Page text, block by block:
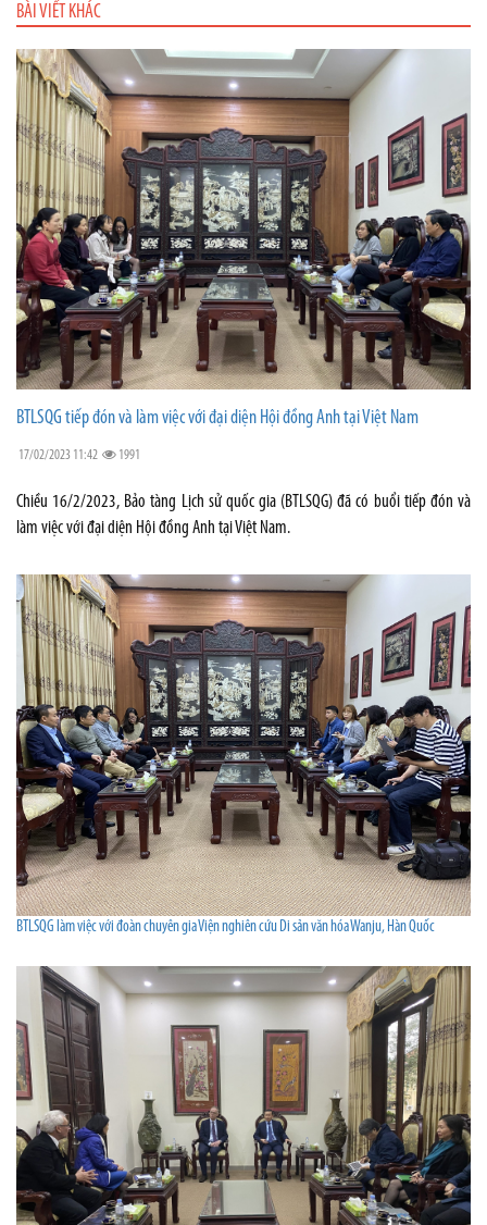
BÀI VIẾT KHÁC
BTLSQG tiếp đón và làm việc với đại diện Hội đồng Anh tại Việt Nam
17/02/2023 11:42 1991
Chiều 16/2/2023, Bảo tàng Lịch sử quốc gia (BTLSQG) đã có buổi tiếp đón và
làm việc với đại diện Hội đồng Anh tại Việt Nam.
BTLSQG làm việc với đoàn chuyên gia Viện nghiên cứu Di sản văn hóa Wanju, Hàn Quốc